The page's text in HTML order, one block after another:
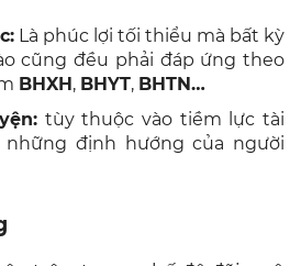
Là phúc lợi tối thiểu mà bất kỳ
cũng đều phải đáp ứng theo
BHXH, BHYT, BHTN…
tùy thuộc vào tiềm lực tài
định hướng của người